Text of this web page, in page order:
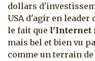
dollars
USA d'agir en leader
le fait que l'Internet
mais bel et bien vu
comme un terrain